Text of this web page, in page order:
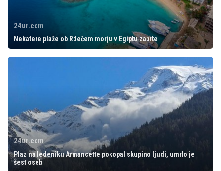
24ur.com
Nekatere plaže ob Rdečem morju v Egiptu zaprte
24ur.com
Plaz na ledeniku Armancette pokopal skupino ljudi, umrlo je
šest oseb